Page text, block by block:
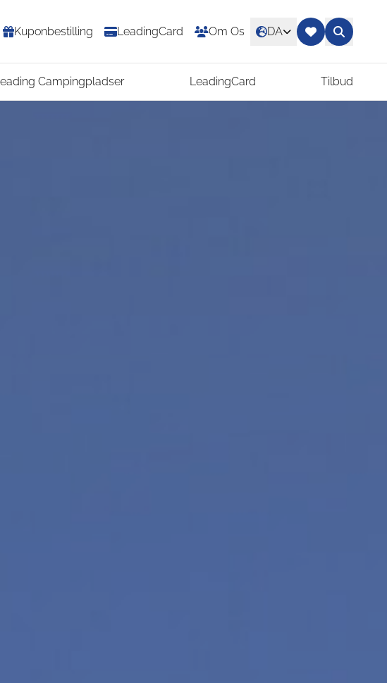
Kuponbestilling LeadingCard Om Os DA
Campingpladser LeadingCard Tilbud